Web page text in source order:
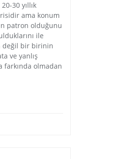
30 yıllık
ama konum
patron olduğunu
ile
değil bir birinin
ve yanlış
farkında olmadan